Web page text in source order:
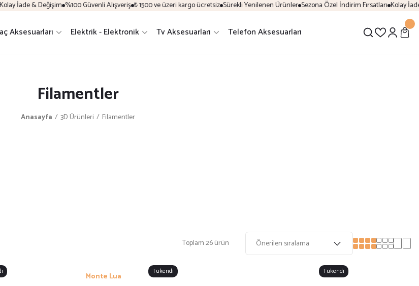
İade & Değişim %100 Güvenli Alışveriş ₺ 1500 ve üzeri kargo ücretsiz Sürekli Yenilenen Ürünler Sezona Özel İndirim Fırsatları Kolay İade &
Aksesuarları Elektrik - Elektronik Tv Aksesuarları Telefon Aksesuarları
Filamentler
Anasayfa 3D Ürünleri Filamentler
Toplam 26 ürün
Tükendi
Monte Lua Tükendi